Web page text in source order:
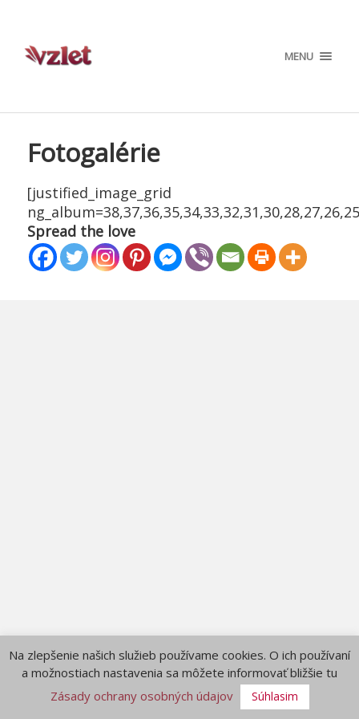
MENU
Fotogalérie
[justified_image_grid
Spread the love
Na zlepšenie našich služieb používame cookies. O ich používaní
a možnostiach nastavenia sa môžete informovať bližšie tu
Zásady ochrany osobných údajov
Súhlasim